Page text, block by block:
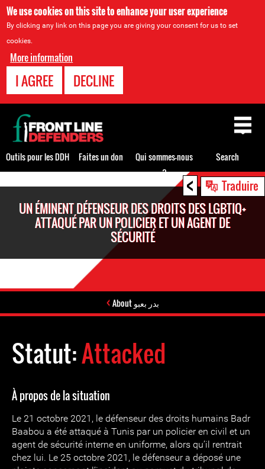
We use cookies on this site to enhance your user experience
By clicking any link on this page you are giving your consent for us to set
cookies.
More information
I AGREE DECLINE
< Traduire
UN ÉMINENT DÉFENSEUR DES DROITS DES LGBTIQ+
ATTAQUÉ PAR UN POLICIER ET UN AGENT DE
SÉCURITÉ
About بدر بعبو
Statut:Attacked
À propos de la situation
Le 21 octobre 2021, le défenseur des droits humains Badr
Baabou a été attaqué à Tunis par un policier en civil et un
agent de sécurité interne en uniforme, alors qu’il rentrait
chez lui. Le 25 octobre 2021, le défenseur a déposé une
Back
to
top
Outils pour les DDH Faites un don
Qui sommes-nous
?
Search